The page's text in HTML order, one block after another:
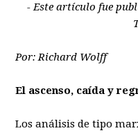
- Este artículo fue
Por: Richard Wolff
El ascenso, caída y
Los análisis de tipo